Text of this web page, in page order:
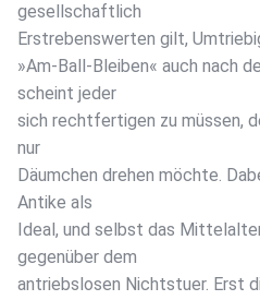
gesellschaftlich
Erstrebenswerten gilt,
»Am-Ball-Bleiben« auch nach
scheint jeder
sich rechtfertigen zu müssen,
nur
Däumchen drehen möchte.
Antike als
Ideal, und selbst das
gegenüber dem
antriebslosen Nichtstuer. Erst